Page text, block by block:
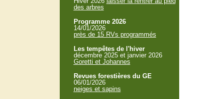
des arbres
Programme 2026
14/01/2026
près de 15 RVs programmés
Les tempêtes de l'hiver
décembre 2025 et janvier 2026
Goretti et Johannes
Revues forestières du GE
06/01/2026
neiges et sapins